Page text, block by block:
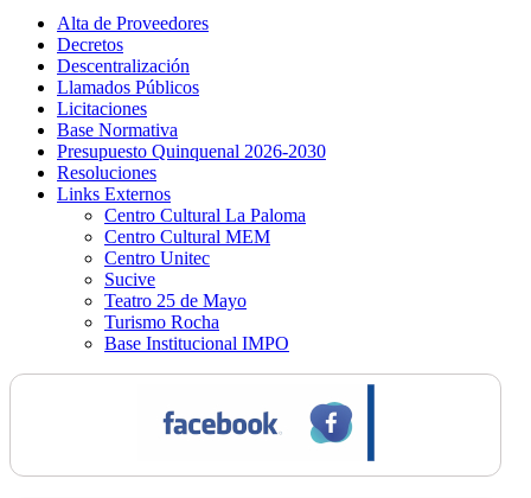
Alta de Proveedores
Decretos
Descentralización
Llamados Públicos
Licitaciones
Base Normativa
Presupuesto Quinquenal 2026-2030
Resoluciones
Links Externos
Centro Cultural La Paloma
Centro Cultural MEM
Centro Unitec
Sucive
Teatro 25 de Mayo
Turismo Rocha
Base Institucional IMPO